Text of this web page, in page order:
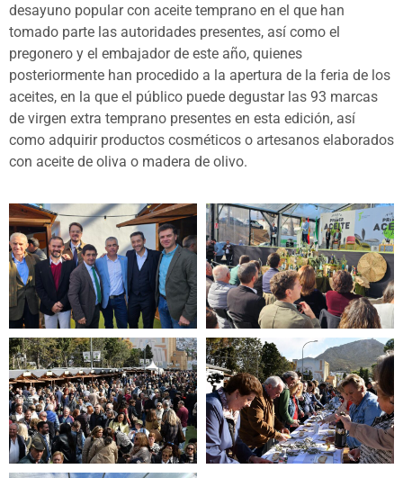
desayuno popular con aceite temprano en el que han
tomado parte las autoridades presentes, así como el
pregonero y el embajador de este año, quienes
posteriormente han procedido a la apertura de la feria de los
aceites, en la que el público puede degustar las 93 marcas
de virgen extra temprano presentes en esta edición, así
como adquirir productos cosméticos o artesanos elaborados
con aceite de oliva o madera de olivo.